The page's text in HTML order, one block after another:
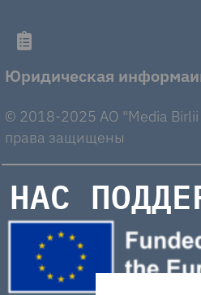
Юридическая
© 2018-2025 AO "Media Birlii
права защищены
НАС